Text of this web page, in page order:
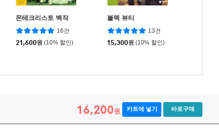
몬테크리스토 백작
16건
21,600원 (10% 할인)
블랙 뷰티
13건
15,300원 (10% 할인)
16,200원 카트에 넣기 바로구매